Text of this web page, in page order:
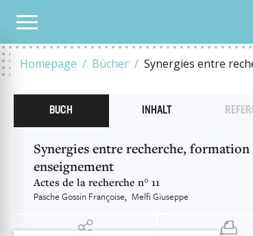
Homepage Bücher Synergies entre
UNSER KATALOG
BUCH INHALT
Synergies entre recherche, formation
enseignement
Actes de la recherche n° 11
Pasche Gossin Françoise Melfi Giuseppe